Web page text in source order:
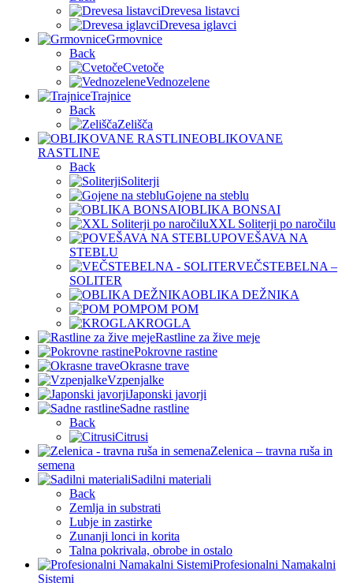
Drevesa listavci
Drevesa iglavci
Grmovnice
Back
Cvetoče
Vednozelene
Trajnice
Back
Zelišča
OBLIKOVANE
RASTLINE
Back
Soliterji
Gojene na steblu
OBLIKA BONSAI
XXL Soliterji po naročilu
POVEŠAVA NA
STEBLU
VEČSTEBELNA –
SOLITER
OBLIKA DEŽNIKA
POM POM
KROGLA
Rastline za žive meje
Pokrovne rastine
Okrasne trave
Vzpenjalke
Japonski javorji
Sadne rastline
Back
Citrusi
Zelenica – travna ruša in
semena
Sadilni materiali
Back
Zemlja in substrati
Lubje in zastirke
Zunanji lonci in korita
Talna pokrivala, obrobe in ostalo
Profesionalni Namakalni
Sistemi